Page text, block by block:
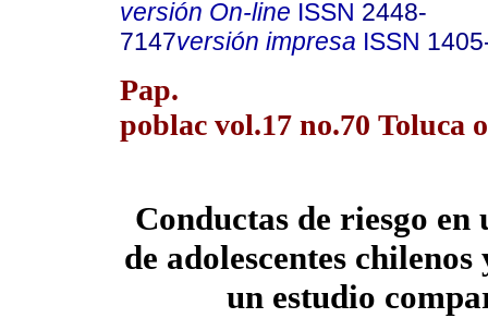
versión On-line ISSN 2448-
7147versión impresa ISSN
Pap.
poblac vol.17 no.70 Toluca
Conductas de riesgo en
de adolescentes
un estudio